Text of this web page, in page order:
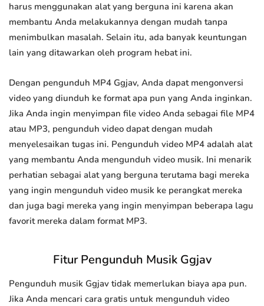
harus menggunakan alat yang berguna ini karena akan
membantu Anda melakukannya dengan mudah tanpa
menimbulkan masalah. Selain itu, ada banyak keuntungan
lain yang ditawarkan oleh program hebat ini.
Dengan pengunduh MP4 Ggjav, Anda dapat mengonversi
video yang diunduh ke format apa pun yang Anda inginkan.
Jika Anda ingin menyimpan file video Anda sebagai file MP4
atau MP3, pengunduh video dapat dengan mudah
menyelesaikan tugas ini. Pengunduh video MP4 adalah alat
yang membantu Anda mengunduh video musik. Ini menarik
perhatian sebagai alat yang berguna terutama bagi mereka
yang ingin mengunduh video musik ke perangkat mereka
dan juga bagi mereka yang ingin menyimpan beberapa lagu
favorit mereka dalam format MP3.
Fitur Pengunduh Musik Ggjav
Pengunduh musik Ggjav tidak memerlukan biaya apa pun.
Jika Anda mencari cara gratis untuk mengunduh video